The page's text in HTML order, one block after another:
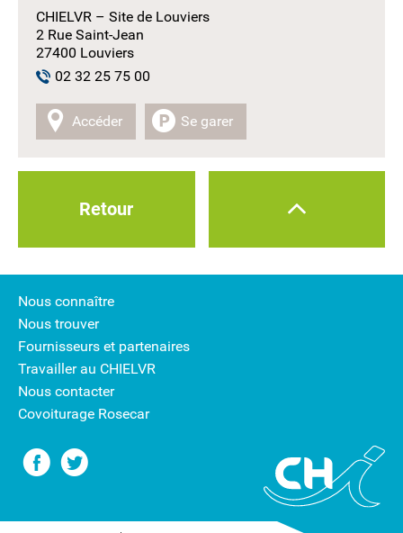
CHIELVR – Site de Louviers
2 Rue Saint-Jean
27400 Louviers
02 32 25 75 00
Accéder Se garer
Retour
Nous connaître
Nous trouver
Fournisseurs et partenaires
Travailler au CHIELVR
Nous contacter
Covoiturage Rosecar